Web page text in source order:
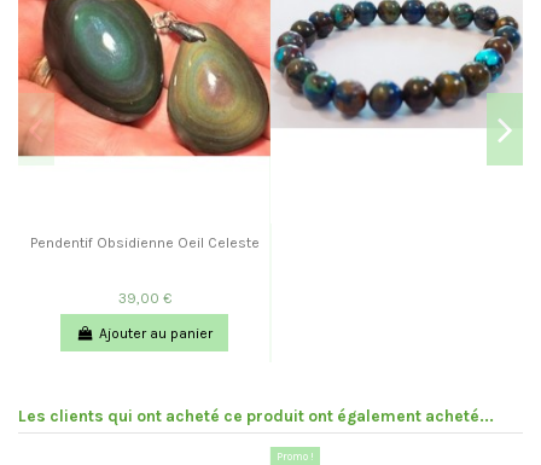
Pendentif Obsidienne Oeil Celeste
39,00 €
Ajouter au panier
Les clients qui ont acheté ce produit ont également acheté...
Promo !